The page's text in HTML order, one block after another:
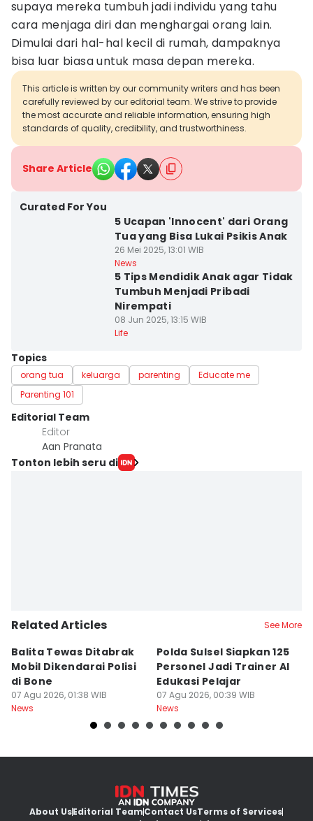
supaya mereka tumbuh jadi individu yang tahu
cara menjaga diri dan menghargai orang lain.
Dimulai dari hal-hal kecil di rumah, dampaknya
bisa luar biasa untuk masa depan mereka.
This article is written by our community writers and has been
carefully reviewed by our editorial team. We strive to provide
the most accurate and reliable information, ensuring high
standards of quality, credibility, and trustworthiness.
Share Article
Curated For You
5 Ucapan 'Innocent' dari Orang
Tua yang Bisa Lukai Psikis Anak
26 Mei 2025, 13:01 WIB
News
5 Tips Mendidik Anak agar Tidak
Tumbuh Menjadi Pribadi
Nirempati
08 Jun 2025, 13:15 WIB
Life
Topics
orang tua keluarga parenting
Educate me
Parenting 101
Editorial Team
Editor
Aan Pranata
Tonton lebih seru di
Related Articles See More
Balita Tewas Ditabrak
Mobil Dikendarai Polisi
di Bone
07 Agu 2026, 01:38 WIB
News
Polda Sulsel Siapkan 125
Personel Jadi Trainer AI
Edukasi Pelajar
07 Agu 2026, 00:39 WIB
News
About UsEditorial TeamContact UsTerms of Services